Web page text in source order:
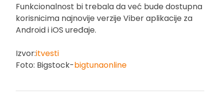
Funkcionalnost bi trebala da već bude dostupna
korisnicima najnovije verzije Viber aplikacije za
Android i iOS uređaje.
Izvor:itvesti
Foto: Bigstock-bigtunaonline